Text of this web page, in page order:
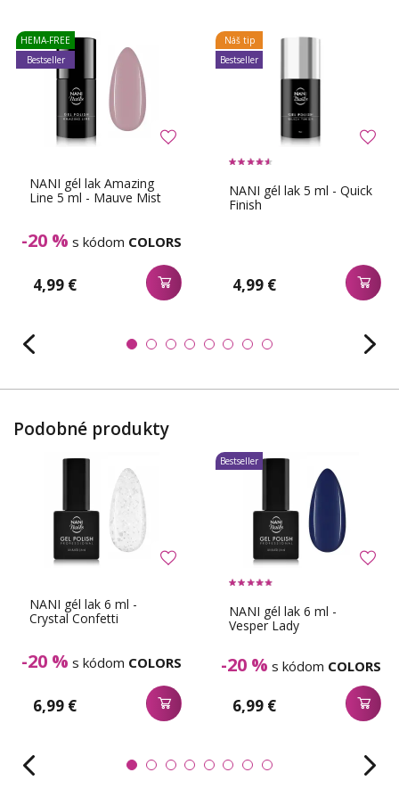
NANI gél lak Amazing
Line 5 ml - Mauve Mist
-20 % s kódom COLORS
4,99 €
HEMA-FREE
Bestseller
NANI gél lak 5 ml - Quick
Finish
4,99 €
Náš tip
Bestseller
Podobné produkty
NANI gél lak 6 ml -
Crystal Confetti
-20 % s kódom COLORS
6,99 €
NANI gél lak 6 ml -
Vesper Lady
-20 % s kódom COLORS
6,99 €
Bestseller